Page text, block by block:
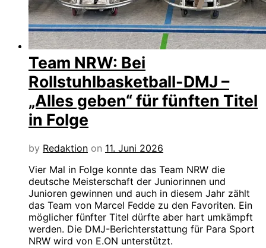
Team NRW: Bei
Rollstuhlbasketball-DMJ –
„Alles geben“ für fünften Titel
in Folge
by Redaktion on 11. Juni 2026
Vier Mal in Folge konnte das Team NRW die
deutsche Meisterschaft der Juniorinnen und
Junioren gewinnen und auch in diesem Jahr zählt
das Team von Marcel Fedde zu den Favoriten. Ein
möglicher fünfter Titel dürfte aber hart umkämpft
werden. Die DMJ-Berichterstattung für Para Sport
NRW wird von E.ON unterstützt.